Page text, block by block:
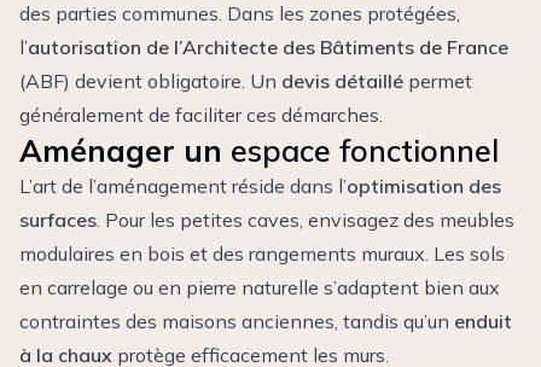
des parties communes. Dans les zones protégées,
l’autorisation de l’Architecte des Bâtiments de France
(ABF) devient obligatoire. Un devis détaillé permet
généralement de faciliter ces démarches.
Aménager un espace fonctionnel
L’art de l’aménagement réside dans l’optimisation des
surfaces. Pour les petites caves, envisagez des meubles
modulaires en bois et des rangements muraux. Les sols
en carrelage ou en pierre naturelle s’adaptent bien aux
contraintes des maisons anciennes, tandis qu’un enduit
à la chaux protège efficacement les murs.